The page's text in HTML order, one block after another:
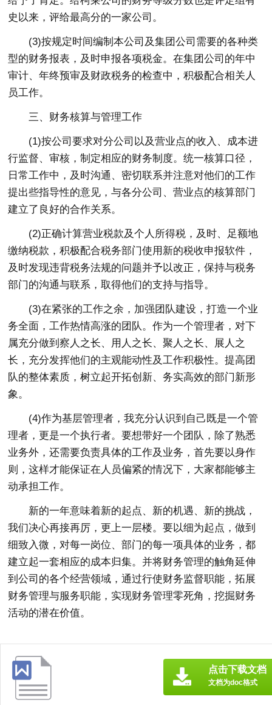
史以来，评给最高分的一家公司。
(3)按规定时间编制本公司及集团公司需要的各种类
型的财务报表，及时申报各项税金。在集团公司的年中
审计、年终预审及财政税务的检查中，积极配合相关人
员工作。
三、财务核算与管理工作
(1)按公司要求对分公司以及营业点的收入、成本进
行监督、审核，制定相应的财务制度。统一核算口径，
日常工作中，及时沟通、密切联系并注意对他们的工作
提出些指导性的意见，与各分公司、营业点的核算部门
建立了良好的合作关系。
(2)正确计算营业税款及个人所得税，及时、足额地
缴纳税款，积极配合税务部门使用新的税收申报软件，
及时发现违背税务法规的问题并予以改正，保持与税务
部门的沟通与联系，取得他们的支持与指导。
(3)在紧张的工作之余，加强团队建设，打造一个业
务全面，工作热情高涨的团队。作为一个管理者，对下
属充分做到察人之长、用人之长、聚人之长、展人之
长，充分发挥他们的主观能动性及工作积极性。提高团
队的整体素质，树立起开拓创新、务实高效的部门新形
象。
(4)作为基层管理者，我充分认识到自己既是一个管
理者，更是一个执行者。要想带好一个团队，除了熟悉
业务外，还需要负责具体的工作及业务，首先要以身作
则，这样才能保证在人员偏紧的情况下，大家都能够主
动承担工作。
新的一年意味着新的起点、新的机遇、新的挑战，
我们决心再接再厉，更上一层楼。要以细为起点，做到
细致入微，对每一岗位、部门的每一项具体的业务，都
建立起一套相应的成本归集。并将财务管理的触角延伸
到公司的各个经营领域，通过行使财务监督职能，拓展
财务管理与服务职能，实现财务管理零死角，挖掘财务
活动的潜在价值。
点击下载文档
文档为doc格式